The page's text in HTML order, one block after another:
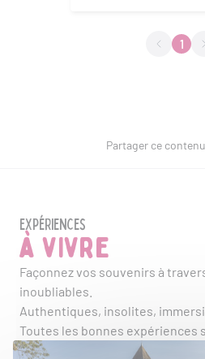
1
Partager ce contenu
Expériences
à vivre
Façonnez vos souvenirs à
inoubliables.
Authentiques, insolites,
Toutes les bonnes expériences